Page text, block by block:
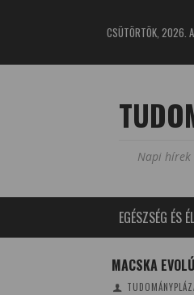
CSÜTÖRTÖK, 2026.
Napi hírek
EGÉSZSÉG ÉS
A TŰZIJÁTÉK
IMRE